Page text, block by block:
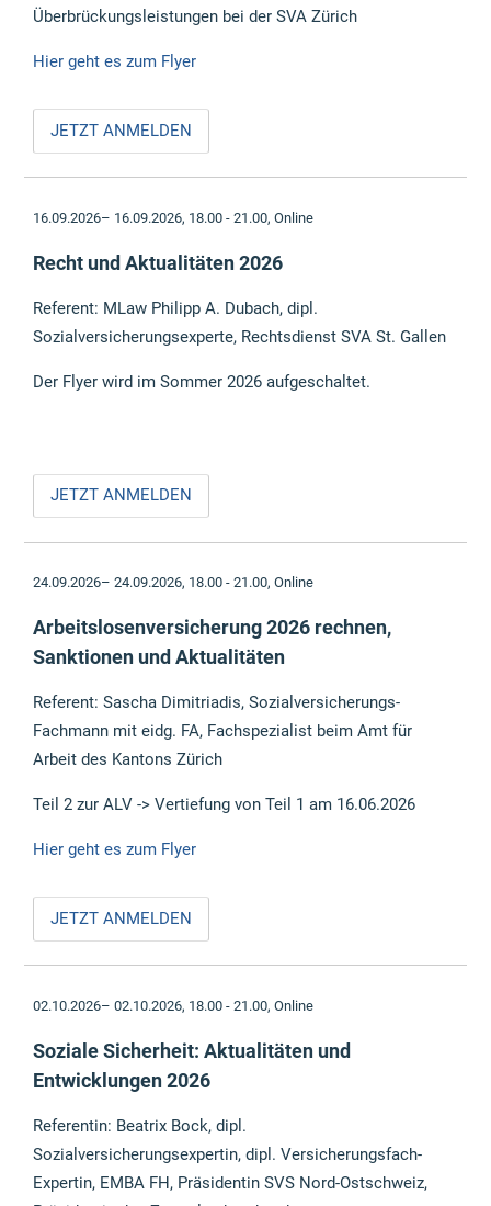
Überbrückungsleistungen bei der SVA Zürich
Hier geht es zum Flyer
JETZT ANMELDEN
16.09.2026– 16.09.2026, 18.00 - 21.00, Online
Recht und Aktualitäten 2026
Referent: MLaw Philipp A. Dubach, dipl.
Sozialversicherungsexperte, Rechtsdienst SVA St. Gallen
Der Flyer wird im Sommer 2026 aufgeschaltet.
JETZT ANMELDEN
24.09.2026– 24.09.2026, 18.00 - 21.00, Online
Arbeitslosenversicherung 2026 rechnen,
Sanktionen und Aktualitäten
Referent: Sascha Dimitriadis, Sozialversicherungs-
Fachmann mit eidg. FA, Fachspezialist beim Amt für
Arbeit des Kantons Zürich
Teil 2 zur ALV -> Vertiefung von Teil 1 am 16.06.2026
Hier geht es zum Flyer
JETZT ANMELDEN
02.10.2026– 02.10.2026, 18.00 - 21.00, Online
Soziale Sicherheit: Aktualitäten und
Entwicklungen 2026
Referentin: Beatrix Bock, dipl.
Sozialversicherungsexpertin, dipl. Versicherungsfach-
Expertin, EMBA FH, Präsidentin SVS Nord-Ostschweiz,